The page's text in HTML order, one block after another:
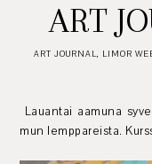
ART
ART JOURNAL, LIMOR
Lauantai aamuna
mun lemppareista.